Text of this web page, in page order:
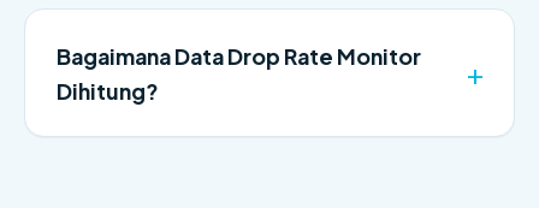
Bagaimana Data Drop Rate Monitor
Dihitung?